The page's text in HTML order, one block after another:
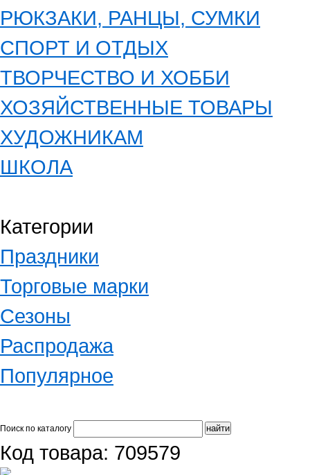
РЮКЗАКИ, РАНЦЫ, СУМКИ
СПОРТ И ОТДЫХ
ТВОРЧЕСТВО И ХОББИ
ХОЗЯЙСТВЕННЫЕ ТОВАРЫ
ХУДОЖНИКАМ
ШКОЛА
Категории
Праздники
Торговые марки
Сезоны
Распродажа
Популярное
Поиск по каталогу
Код товара: 709579